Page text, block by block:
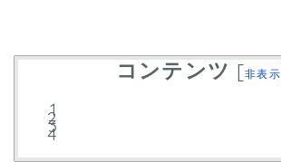
コンテンツ [非表示